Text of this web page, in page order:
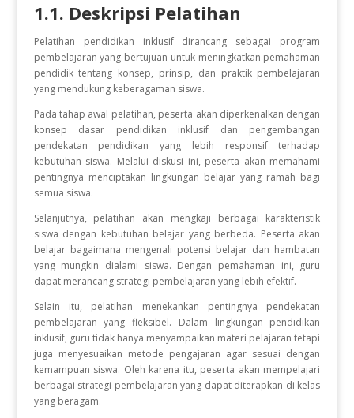
1.1. Deskripsi Pelatihan
Pelatihan pendidikan inklusif dirancang sebagai program
pembelajaran yang bertujuan untuk meningkatkan pemahaman
pendidik tentang konsep, prinsip, dan praktik pembelajaran
yang mendukung keberagaman siswa.
Pada tahap awal pelatihan, peserta akan diperkenalkan dengan
konsep dasar pendidikan inklusif dan pengembangan
pendekatan pendidikan yang lebih responsif terhadap
kebutuhan siswa. Melalui diskusi ini, peserta akan memahami
pentingnya menciptakan lingkungan belajar yang ramah bagi
semua siswa.
Selanjutnya, pelatihan akan mengkaji berbagai karakteristik
siswa dengan kebutuhan belajar yang berbeda. Peserta akan
belajar bagaimana mengenali potensi belajar dan hambatan
yang mungkin dialami siswa. Dengan pemahaman ini, guru
dapat merancang strategi pembelajaran yang lebih efektif.
Selain itu, pelatihan menekankan pentingnya pendekatan
pembelajaran yang fleksibel. Dalam lingkungan pendidikan
inklusif, guru tidak hanya menyampaikan materi pelajaran tetapi
juga menyesuaikan metode pengajaran agar sesuai dengan
kemampuan siswa. Oleh karena itu, peserta akan mempelajari
berbagai strategi pembelajaran yang dapat diterapkan di kelas
yang beragam.